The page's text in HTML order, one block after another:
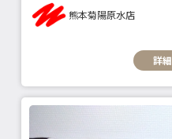
熊本菊陽原水店
詳